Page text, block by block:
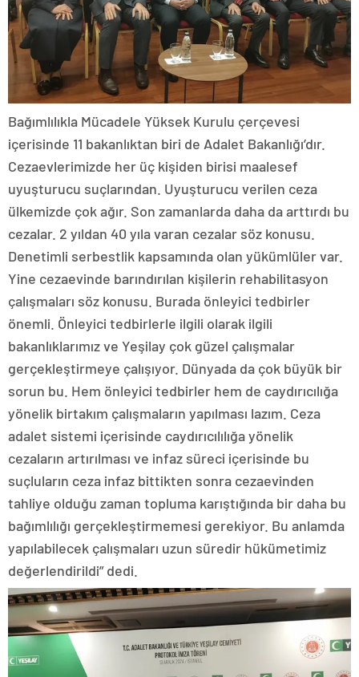
Bağımlılıkla Mücadele Yüksek Kurulu çerçevesi
içerisinde 11 bakanlıktan biri de Adalet Bakanlığı’dır.
Cezaevlerimizde her üç kişiden birisi maalesef
uyuşturucu suçlarından. Uyuşturucu verilen ceza
ülkemizde çok ağır. Son zamanlarda daha da arttırdı bu
cezalar. 2 yıldan 40 yıla varan cezalar söz konusu.
Denetimli serbestlik kapsamında olan yükümlüler var.
Yine cezaevinde barındırılan kişilerin rehabilitasyon
çalışmaları söz konusu. Burada önleyici tedbirler
önemli. Önleyici tedbirlerle ilgili olarak ilgili
bakanlıklarımız ve Yeşilay çok güzel çalışmalar
gerçekleştirmeye çalışıyor. Dünyada da çok büyük bir
sorun bu. Hem önleyici tedbirler hem de caydırıcılığa
yönelik birtakım çalışmaların yapılması lazım. Ceza
adalet sistemi içerisinde caydırıcılılığa yönelik
cezaların artırılması ve infaz süreci içerisinde bu
suçluların ceza infaz bittikten sonra cezaevinden
tahliye olduğu zaman topluma karıştığında bir daha bu
bağımlılığı gerçekleştirmemesi gerekiyor. Bu anlamda
yapılabilecek çalışmaları uzun süredir hükümetimiz
değerlendirildi” dedi.